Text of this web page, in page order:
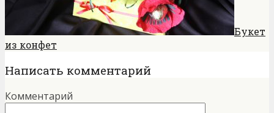
Букет
из конфет
Написать комментарий
Комментарий